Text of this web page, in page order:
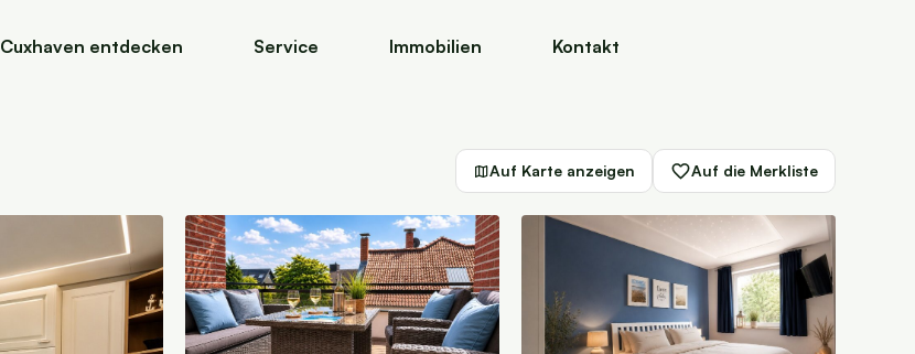
Cuxhaven entdecken Service Immobilien Kontakt
Auf Karte anzeigen Auf die Merkliste